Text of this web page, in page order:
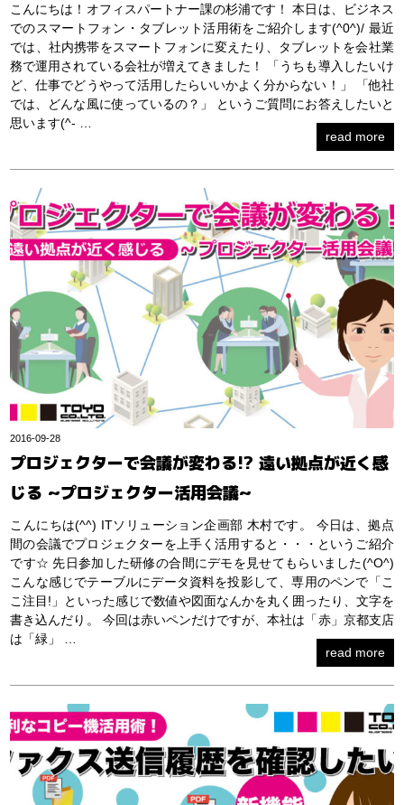
こんにちは！オフィスパートナー課の杉浦です！ 本日は、ビジネス
でのスマートフォン・タブレット活用術をご紹介します(^0^)/ 最近
では、社内携帯をスマートフォンに変えたり、タブレットを会社業
務で運用されている会社が増えてきました！ 「うちも導入したいけ
ど、仕事でどうやって活用したらいいかよく分からない！」 「他社
では、どんな風に使っているの？」 というご質問にお答えしたいと
思います(^- …
read more
2016-09-28
プロジェクターで会議が変わる!? 遠い拠点が近く感
じる ~プロジェクター活用会議~
こんにちは(^^) ITソリューション企画部 木村です。 今日は、拠点
間の会議でプロジェクターを上手く活用すると・・・というご紹介
です☆ 先日参加した研修の合間にデモを見せてもらいました(^O^)
こんな感じでテーブルにデータ資料を投影して、専用のペンで「こ
こ注目!」といった感じで数値や図面なんかを丸く囲ったり、文字を
書き込んだり。 今回は赤いペンだけですが、本社は「赤」京都支店
は「緑」 …
read more